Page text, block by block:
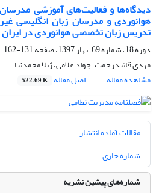
دیدگاه‌ها و فعالیت‌های آموزشی
هوانوردی و مدرسان زبان انگلیسی
تدریس زبان تخصصی هوانوردی در ایران
دوره 18، شماره 69، بهار 1397، صفحه
131-162
مهدی قائیدرحمت، جواد غلامی، ژیلا محمدنیا
مشاهده مقاله
اصل مقاله 522.69 K
مقالات آماده انتشار
شماره جاری
شماره‌های پیشین نشریه